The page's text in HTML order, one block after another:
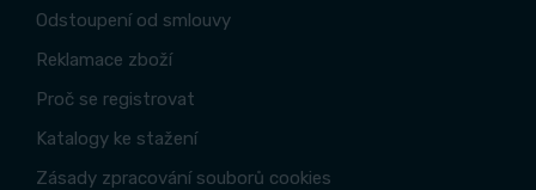
Odstoupení od smlouvy
Reklamace zboží
Proč se registrovat
Katalogy ke stažení
Zásady zpracování souborů cookies